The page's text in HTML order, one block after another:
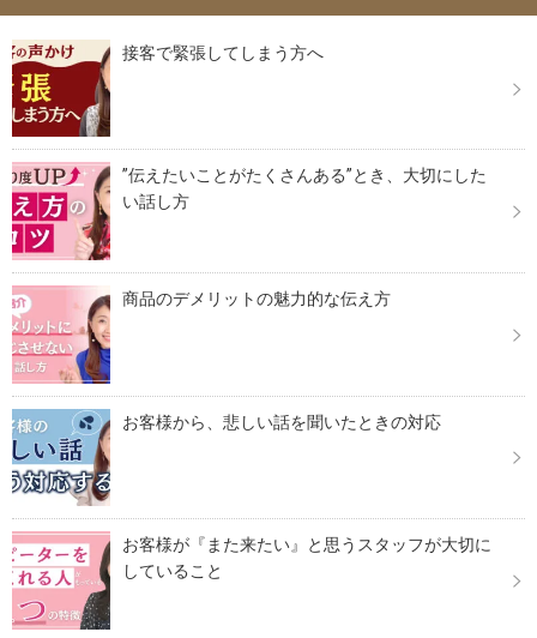
接客で緊張してしまう方へ
”伝えたいことがたくさんある”とき、大切にした
い話し方
商品のデメリットの魅力的な伝え方
お客様から、悲しい話を聞いたときの対応
お客様が『また来たい』と思うスタッフが大切に
していること